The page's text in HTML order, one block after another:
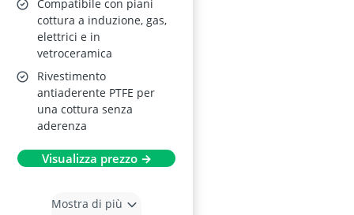
Compatibile con piani
cottura a induzione, gas,
elettrici e in
vetroceramica
Rivestimento
antiaderente PTFE per
una cottura senza
aderenza
Visualizza prezzo →
Mostra di più